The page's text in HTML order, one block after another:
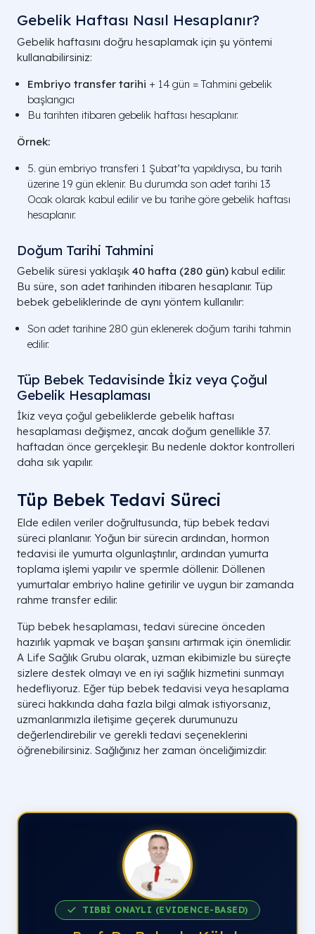
Gebelik Haftası Nasıl Hesaplanır?
Gebelik haftasını doğru hesaplamak için şu yöntemi
kullanabilirsiniz:
Embriyo transfer tarihi + 14 gün = Tahmini gebelik
başlangıcı
Bu tarihten itibaren gebelik haftası hesaplanır.
Örnek:
5. gün embriyo transferi 1 Şubat’ta yapıldıysa, bu tarih
üzerine 19 gün eklenir. Bu durumda son adet tarihi 13
Ocak olarak kabul edilir ve bu tarihe göre gebelik haftası
hesaplanır.
Doğum Tarihi Tahmini
Gebelik süresi yaklaşık 40 hafta (280 gün) kabul edilir.
Bu süre, son adet tarihinden itibaren hesaplanır. Tüp
bebek gebeliklerinde de aynı yöntem kullanılır:
Son adet tarihine 280 gün eklenerek doğum tarihi tahmin
edilir.
Tüp Bebek Tedavisinde İkiz veya Çoğul
Gebelik Hesaplaması
İkiz veya çoğul gebeliklerde gebelik haftası
hesaplaması değişmez, ancak doğum genellikle 37.
haftadan önce gerçekleşir. Bu nedenle doktor kontrolleri
daha sık yapılır.
Tüp Bebek Tedavi Süreci
Elde edilen veriler doğrultusunda, tüp bebek tedavi
süreci planlanır. Yoğun bir sürecin ardından, hormon
tedavisi ile yumurta olgunlaştırılır, ardından yumurta
toplama işlemi yapılır ve spermle döllenir. Döllenen
yumurtalar embriyo haline getirilir ve uygun bir zamanda
rahme transfer edilir.
Tüp bebek hesaplaması, tedavi sürecine önceden
hazırlık yapmak ve başarı şansını artırmak için önemlidir.
A Life Sağlık Grubu olarak, uzman ekibimizle bu süreçte
sizlere destek olmayı ve en iyi sağlık hizmetini sunmayı
hedefliyoruz. Eğer tüp bebek tedavisi veya hesaplama
süreci hakkında daha fazla bilgi almak istiyorsanız,
uzmanlarımızla iletişime geçerek durumunuzu
değerlendirebilir ve gerekli tedavi seçeneklerini
öğrenebilirsiniz. Sağlığınız her zaman önceliğimizdir.
TIBBİ ONAYLI (EVIDENCE-BASED)